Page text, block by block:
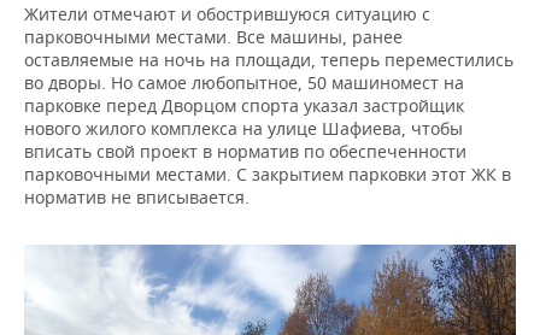
Жители отмечают и обострившуюся ситуацию с
парковочными местами. Все машины, ранее
оставляемые на ночь на площади, теперь переместились
во дворы. Но самое любопытное, 50 машиномест на
парковке перед Дворцом спорта указал застройщик
нового жилого комплекса на улице Шафиева, чтобы
вписать свой проект в норматив по обеспеченности
парковочными местами. С закрытием парковки этот ЖК в
норматив не вписывается.